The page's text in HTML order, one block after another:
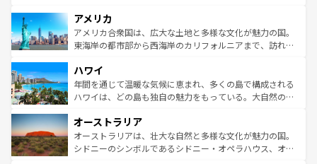
ンツ一覧を参照してほしい。
の建物がそのまま残る町や、スイスならではのユニークな
博物館もあり、アルプス観光だけでなく町歩きも満喫する
ことができる。国民の所得が高いため物価も高いが、旅行
ば市内交通費無料で観光を楽しむこともできる。 なお、新
着のスイス情報はコンテンツ一覧 を参照してほしい。
アメリカ
アメリカ合衆国は、広大な土地と多様な文化が魅力の国。
東海岸の都市部から西海岸のカリフォルニアまで、訪れる
のような巨大都市は、観光、ショッピング、エンターテイ
ンメントが詰まった刺激的なスポットだ。一方、アメリカ
西部には大自然が広がり、グランドキャニオンやイエロー
部のニューオーリンズでは、音楽と美食が融合した独特の
文化が魅力。旅行者はアメリカの各地域で異なる魅力を楽
しみながら、その多様性と豊かな歴史を感じることができ
ハワイ
年間を通じて温暖な気候に恵まれ、多くの島で構成される
ハワイは、どの島も独自の魅力をもっている。大自然の神
ワイ島は見逃せない。また、定番の観光地といえばオアフ
島だが、静かな自然を求めるならマウイ島やカウアイ島が
おすすめ。エメラルドグリーンに輝く海をはじめ、豊かな
オーストラリア
オーストラリアは、壮大な自然と多様な文化が魅力の国。
シドニーのシンボルであるシドニー・オペラハウス、オー